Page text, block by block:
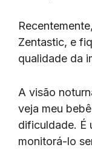
Zentastic, e
qualidade da
A visão
veja meu
dificuldade. É
monitorá-lo